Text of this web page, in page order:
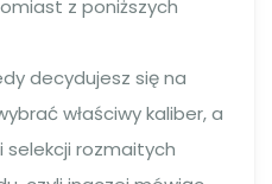
z poniższych
decydujesz się na
właściwy kaliber, a
selekcji rozmaitych